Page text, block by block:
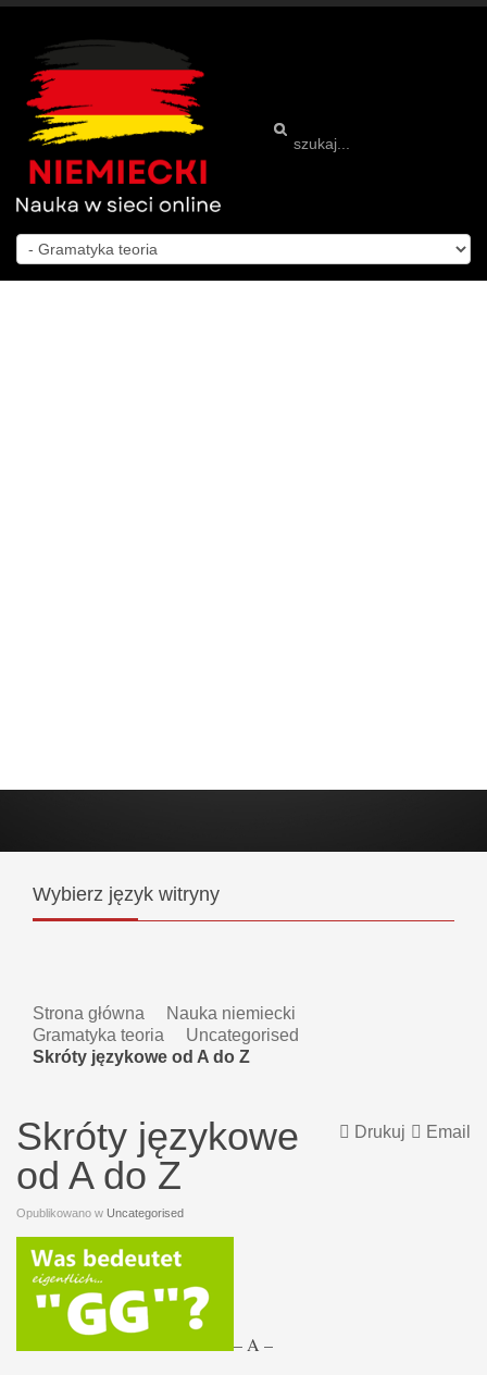
Wybierz język witryny
Strona główna
Nauka niemiecki
Gramatyka teoria
Uncategorised
Skróty językowe od A do Z
Email
Drukuj
Skróty językowe
od A do Z
Opublikowano w Uncategorised
– A –